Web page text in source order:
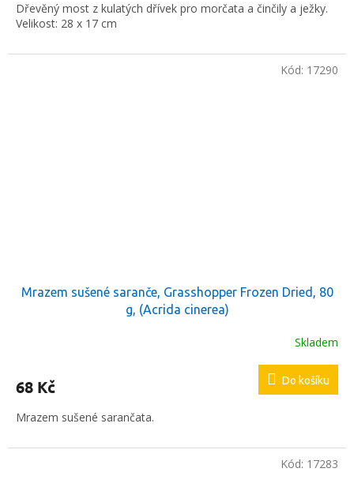
Dřevěný most z kulatých dřívek pro morčata a činčily a ježky.
Velikost: 28 x 17 cm
Mrazem sušené saranče, Grasshopper Frozen Dried, 80
g, (Acrida cinerea)
Skladem
68 Kč Do košíku
Mrazem sušené sarančata.
Kód: 17290
Kód: 17283